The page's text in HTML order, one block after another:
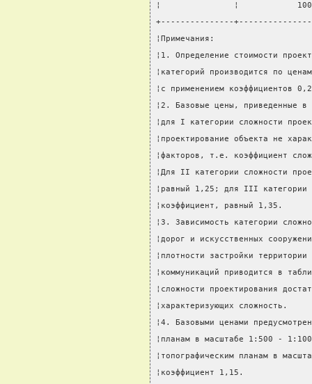
¦               ¦            100¦
+---------------
¦Примечания:
¦1. Определение стоимости
¦категорий производится по
¦с применением
¦2. Базовые цены, приведенные
¦для I категории сложности
¦проектирование объекта не
¦факторов, т.е. коэффициент
¦Для II категории сложности
¦равный 1,25; для III
¦коэффициент, равный
¦3. Зависимость категории
¦дорог и искусственных
¦плотности застройки
¦коммуникаций приводится в
¦сложности проектирования
¦характеризующих
¦4. Базовыми ценами
¦планам в масштабе 1:500 -
¦топографическим планам в
¦коэффициент 1,15.